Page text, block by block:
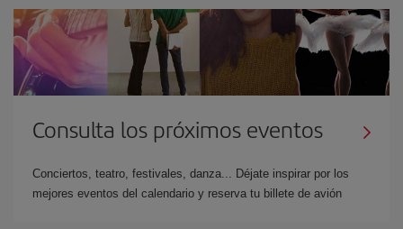
Consulta los próximos eventos
Conciertos, teatro, festivales, danza... Déjate inspirar por los
mejores eventos del calendario y reserva tu billete de avión